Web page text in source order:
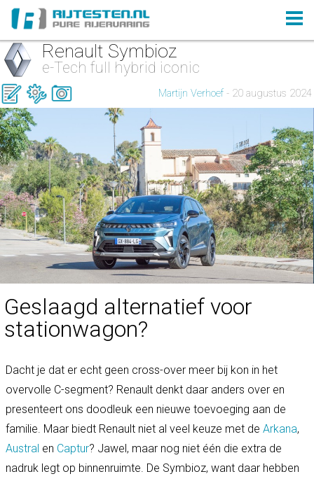
Renault Symbioz
e-Tech full hybrid iconic
Martijn Verhoef - 20 augustus 2024
Geslaagd alternatief voor
stationwagon?
Dacht je dat er echt geen cross-over meer bij kon in het
overvolle C-segment? Renault denkt daar anders over en
presenteert ons doodleuk een nieuwe toevoeging aan de
familie. Maar biedt Renault niet al veel keuze met de Arkana,
Austral en Captur? Jawel, maar nog niet één die extra de
nadruk legt op binnenruimte. De Symbioz, want daar hebben